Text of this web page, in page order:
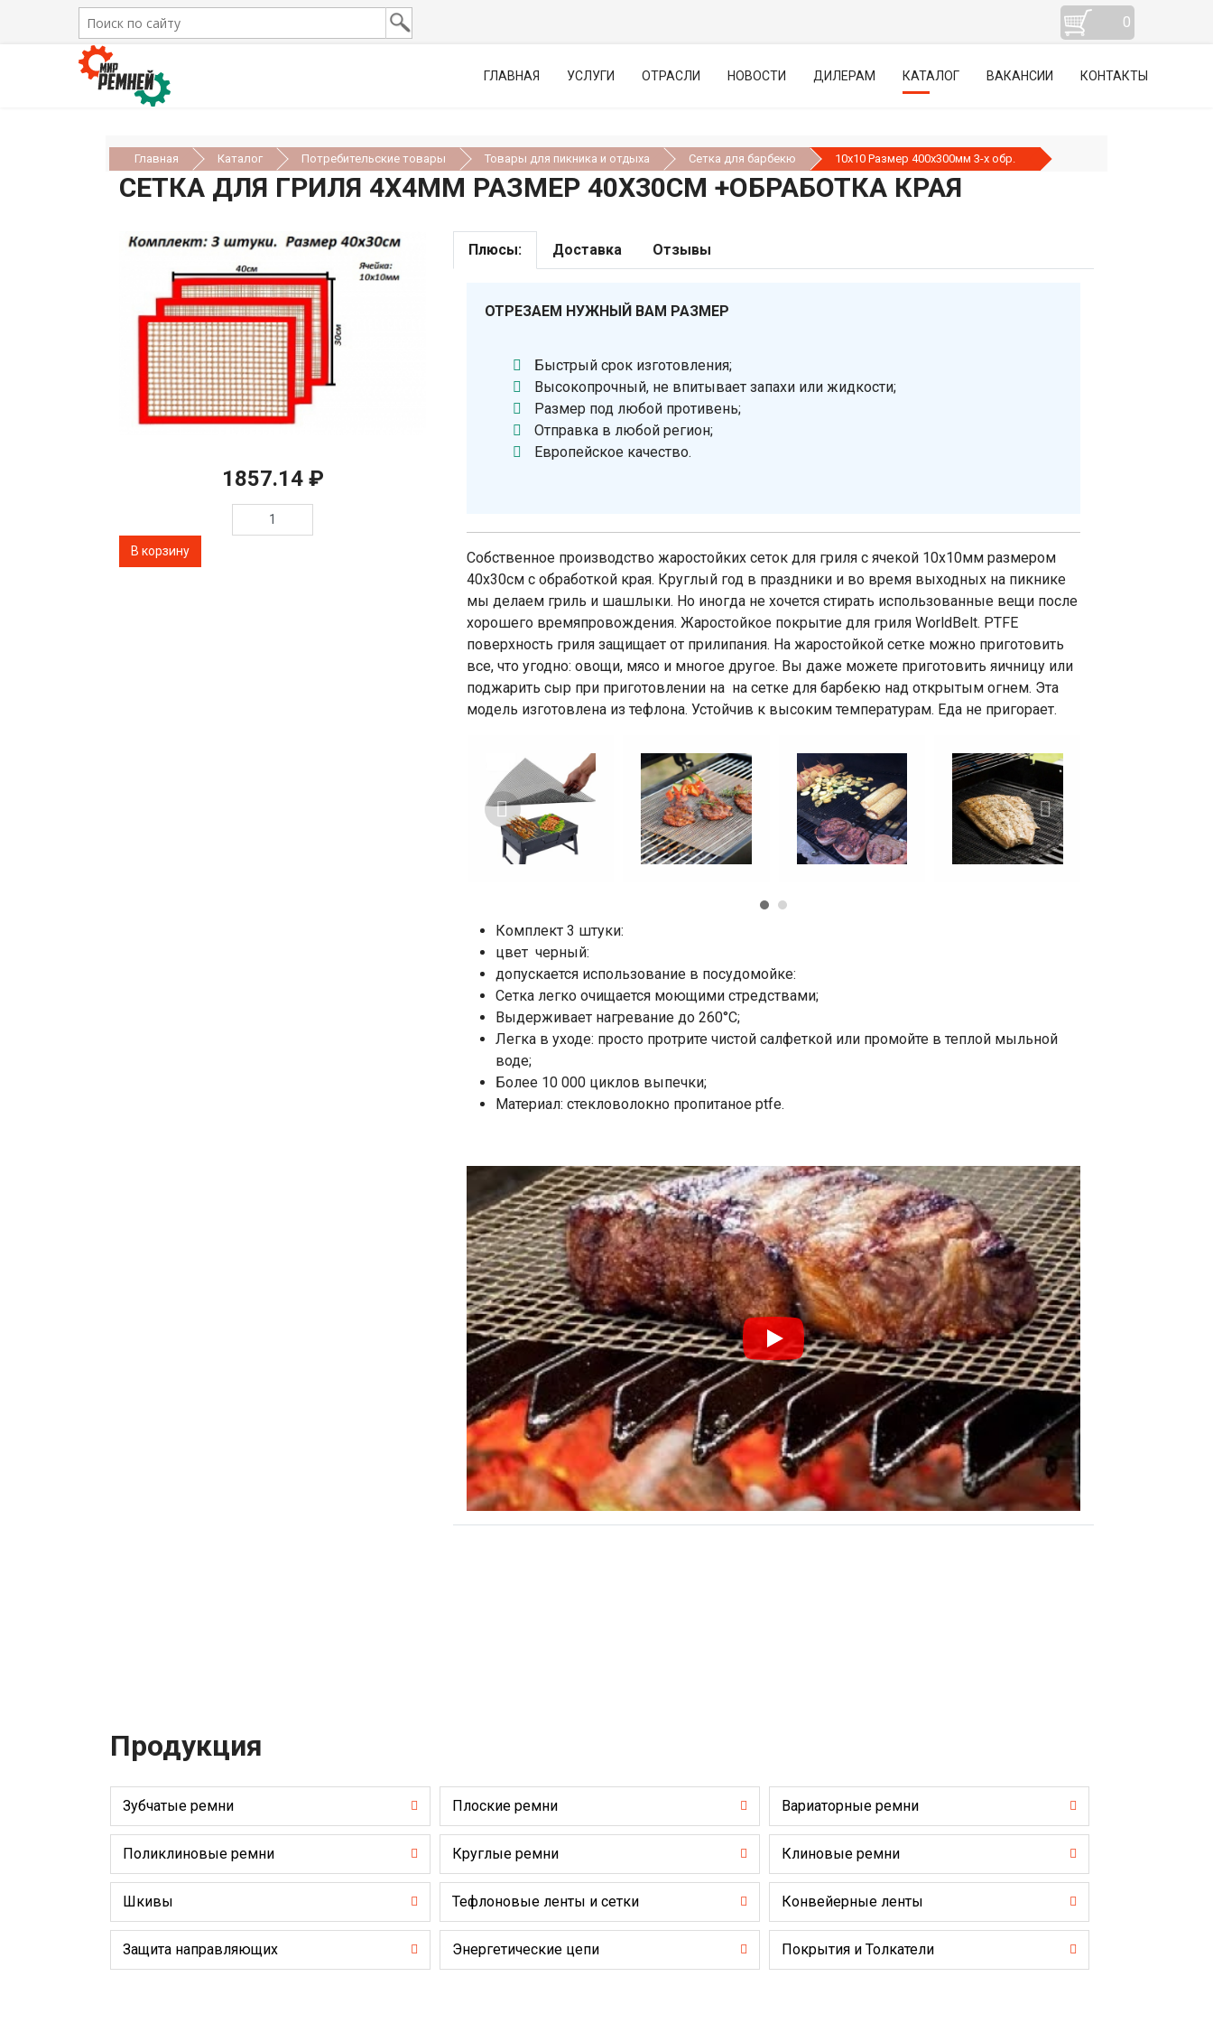
0
ГЛАВНАЯ УСЛУГИ ОТРАСЛИ НОВОСТИ ДИЛЕРАМ КАТАЛОГ ВАКАНСИИ КОНТАКТЫ
Главная Каталог Потребительские товары Товары для пикника и отдыха Сетка для барбекю 10х10 Размер 400х300мм 3-х обр.
СЕТКА ДЛЯ ГРИЛЯ 4Х4ММ РАЗМЕР 40Х30СМ +ОБРАБОТКА КРАЯ
1857.14 ₽
Плюсы: Доставка Отзывы
ОТРЕЗАЕМ НУЖНЫЙ ВАМ РАЗМЕР
Быстрый срок изготовления;
Высокопрочный, не впитывает запахи или жидкости;
Размер под любой противень;
Отправка в любой регион;
Европейское качество.
Собственное производство жаростойких сеток для гриля с ячекой 10х10мм размером
40х30см с обработкой края. Круглый год в праздники и во время выходных на пикнике
мы делаем гриль и шашлыки. Но иногда не хочется стирать использованные вещи после
хорошего времяпровождения. Жаростойкое покрытие для гриля WorldBelt. PTFE
поверхность гриля защищает от прилипания. На жаростойкой сетке можно приготовить
все, что угодно: овощи, мясо и многое другое. Вы даже можете приготовить яичницу или
поджарить сыр при приготовлении на на сетке для барбекю над открытым огнем. Эта
модель изготовлена ​​из тефлона. Устойчив к высоким температурам. Еда не пригорает.
Комплект 3 штуки:
цвет черный:
допускается использование в посудомойке:
Сетка легко очищается моющими стредствами;
Выдерживает нагревание до 260°С;
Легка в уходе: просто протрите чистой салфеткой или промойте в теплой мыльной
воде;
Более 10 000 циклов выпечки;
Материал: стекловолокно пропитаное ptfe.
Продукция
Зубчатые ремни Плоские ремни Вариаторные ремни
Поликлиновые ремни Круглые ремни Клиновые ремни
Шкивы Тефлоновые ленты и сетки Конвейерные ленты
Защита направляющих Энергетические цепи Покрытия и Толкатели